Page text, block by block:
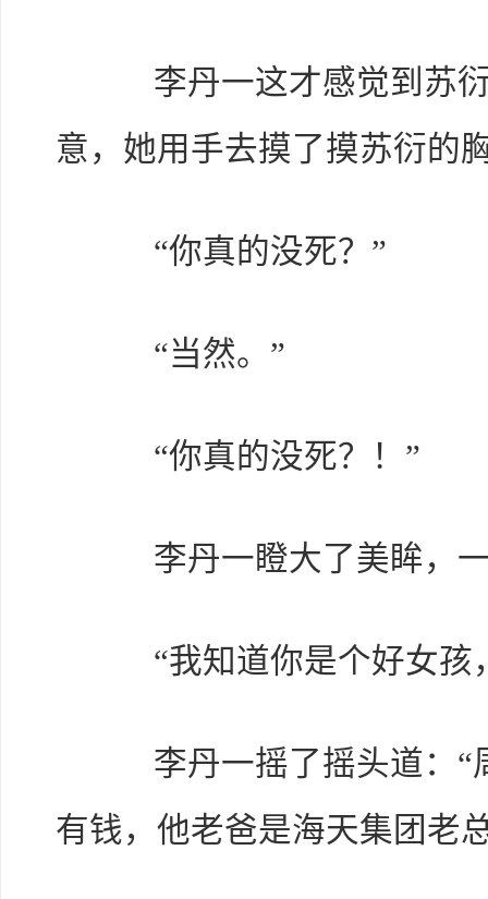
李丹一这才感觉到苏衍
意，她用手去摸了摸苏衍的
“你真的没死？”
“当然。”
“你真的没死？！”
李丹一瞪大了美眸，一
“我知道你是个好女孩
李丹一摇了摇头道：“
有钱，他老爸是海天集团老